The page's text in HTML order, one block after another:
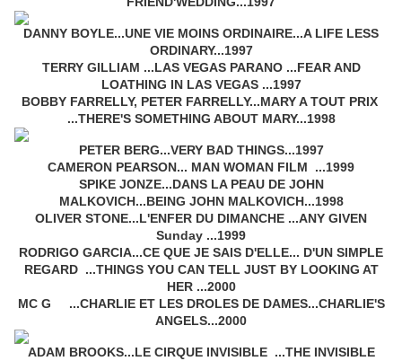
DANNY BOYLE...UNE VIE MOINS ORDINAIRE...A LIFE LESS
ORDINARY...1997
TERRY GILLIAM ...LAS VEGAS PARANO ...FEAR AND
LOATHING IN LAS VEGAS ...1997
BOBBY FARRELLY, PETER FARRELLY...MARY A TOUT PRIX
...THERE'S SOMETHING ABOUT MARY...1998
PETER BERG...VERY BAD THINGS...1997
CAMERON PEARSON... MAN WOMAN FILM ...1999
SPIKE JONZE...DANS LA PEAU DE JOHN
MALKOVICH...BEING JOHN MALKOVICH...1998
OLIVER STONE...L'ENFER DU DIMANCHE ...ANY GIVEN
Sunday ...1999
RODRIGO GARCIA...CE QUE JE SAIS D'ELLE... D'UN SIMPLE
REGARD ...THINGS YOU CAN TELL JUST BY LOOKING AT
HER ...2000
MC G ...CHARLIE ET LES DROLES DE DAMES...CHARLIE'S
ANGELS...2000
ADAM BROOKS...LE CIRQUE INVISIBLE ...THE INVISIBLE